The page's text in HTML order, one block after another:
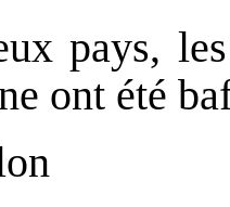
pays,
ont été